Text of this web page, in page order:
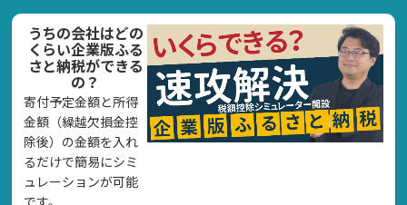
うちの会社はどの
くらい企業版ふる
さと納税ができる
の？
寄付予定金額と所得
金額（繰越欠損金控
除後）の金額を入れ
るだけで簡易にシミ
ュレーションが可能
です。